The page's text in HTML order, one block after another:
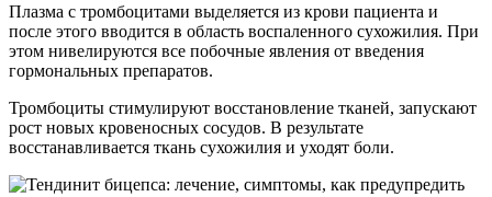
Плазма с тромбоцитами выделяется из крови пациента и
после этого вводится в область воспаленного сухожилия. При
этом нивелируются все побочные явления от введения
гормональных препаратов.
Тромбоциты стимулируют восстановление тканей, запускают
рост новых кровеносных сосудов. В результате
восстанавливается ткань сухожилия и уходят боли.